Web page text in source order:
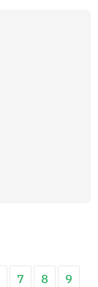
7 8
9